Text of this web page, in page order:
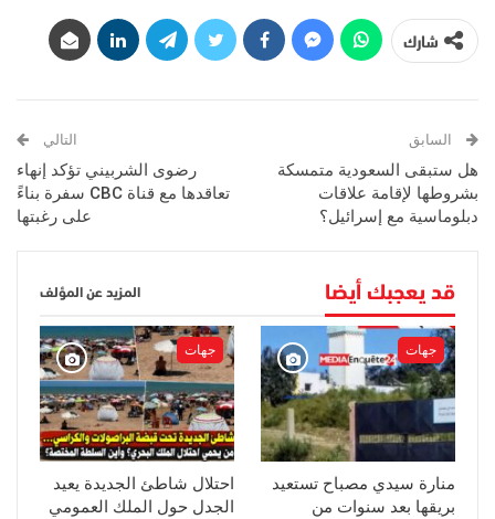
شارك
السابق
هل ستبقى السعودية متمسكة
بشروطها لإقامة علاقات
دبلوماسية مع إسرائيل؟
التالي
رضوى الشربيني تؤكد إنهاء
تعاقدها مع قناة CBC سفرة بناءً
على رغبتها
قد يعجبك أيضا المزيد عن المؤلف
جهات
منارة سيدي مصباح تستعيد
بريقها بعد سنوات من
جهات
احتلال شاطئ الجديدة يعيد
الجدل حول الملك العمومي